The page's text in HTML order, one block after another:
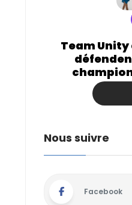
Team
Nous suivre
Facebook